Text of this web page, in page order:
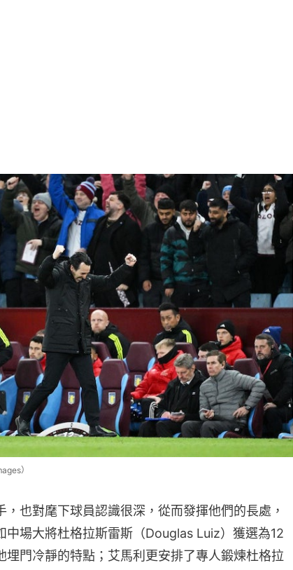
）
，也對麾下球員認識很深，從而發揮他們的長處，
中場大將杜格拉斯雷斯（Douglas Luiz）獲選為12
埋門冷靜的特點；艾馬利更安排了專人鍛煉杜格拉